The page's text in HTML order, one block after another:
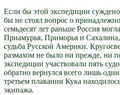
Если бы этой экспедиции суждено
бы не стоял вопрос о
семьдесят лет раньше Россия
Приамурья, Приморья и
судьба Русской Америки.
размахом не было ни прежде, ни
экспедиции участвовали пять
обратно вернулся всего лишь
третьем плавании Кука
экипажа.